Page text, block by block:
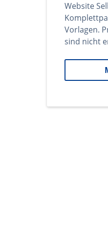
Website
Vorlagen.
sind nicht